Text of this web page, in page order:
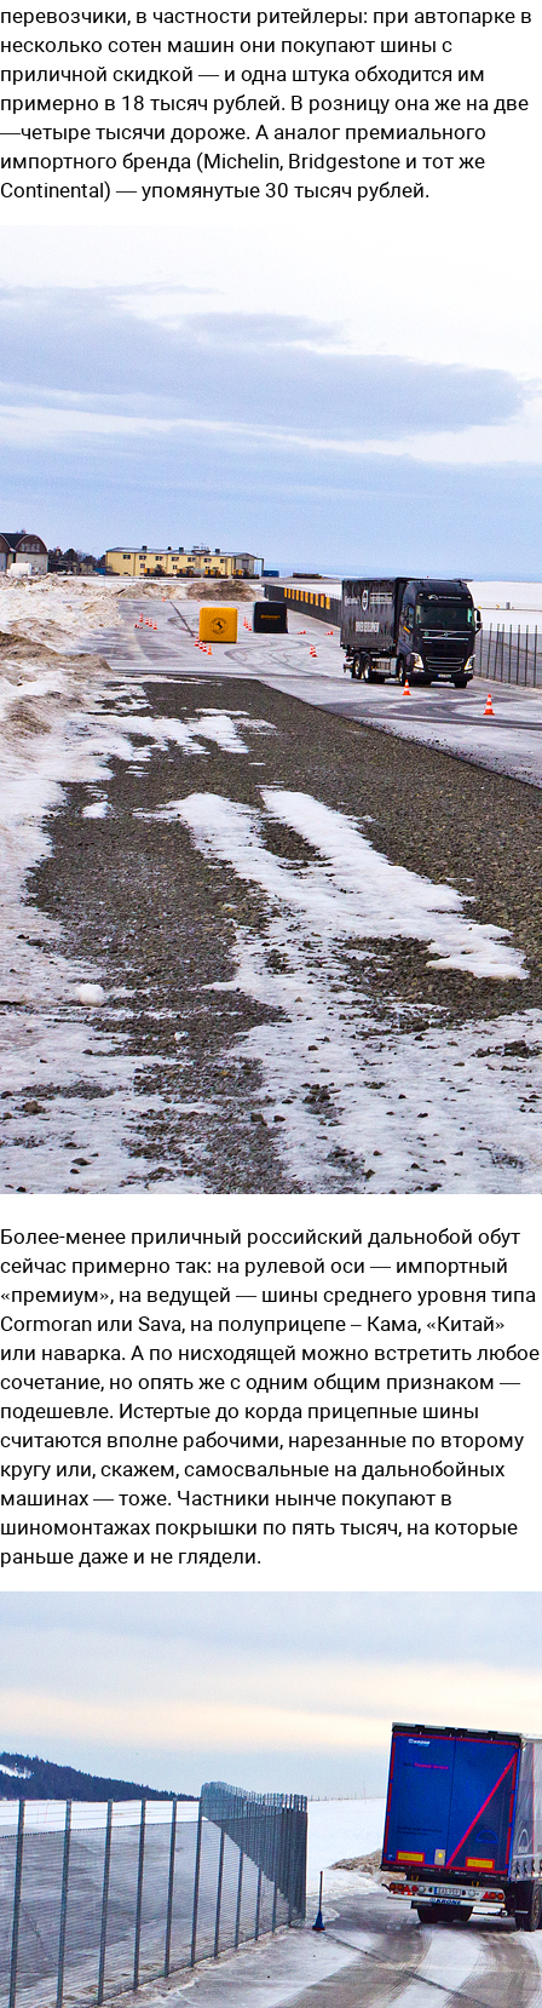
перевозчики, в частности ритейлеры: при автопарке в
несколько сотен машин они покупают шины с
приличной скидкой — и одна штука обходится им
примерно в 18 тысяч рублей. В розницу она же на две
—четыре тысячи дороже. А аналог премиального
импортного бренда (Michelin, Bridgestone и тот же
Continental) — упомянутые 30 тысяч рублей.
Более-менее приличный российский дальнобой обут
сейчас примерно так: на рулевой оси — импортный
«премиум», на ведущей — шины среднего уровня типа
Cormoran или Sava, на полуприцепе – Кама, «Китай»
или наварка. А по нисходящей можно встретить любое
сочетание, но опять же с одним общим признаком —
подешевле. Истертые до корда прицепные шины
считаются вполне рабочими, нарезанные по второму
кругу или, скажем, самосвальные на дальнобойных
машинах — тоже. Частники нынче покупают в
шиномонтажах покрышки по пять тысяч, на которые
раньше даже и не глядели.